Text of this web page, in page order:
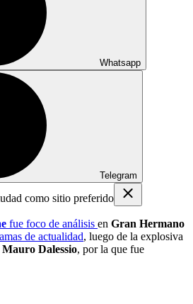
Whatsapp
Telegram
como sitio preferido
fue foco de análisis en Gran Hermano
de actualidad, luego de la explosiva
Mauro Dalessio, por la que fue